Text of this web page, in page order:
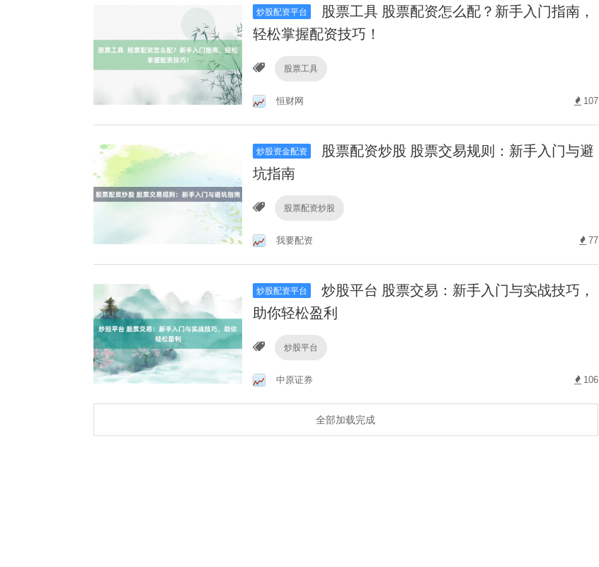
炒股配资平台
股票工具 股票配资怎么配？新手入门指南，
轻松掌握配资技巧！
股票工具
恒财网 107
炒股资金配资
股票配资炒股 股票交易规则：新手入门与避
坑指南
股票配资炒股
我要配资 77
炒股配资平台
炒股平台 股票交易：新手入门与实战技巧，
助你轻松盈利
炒股平台
中原证券 106
全部加载完成